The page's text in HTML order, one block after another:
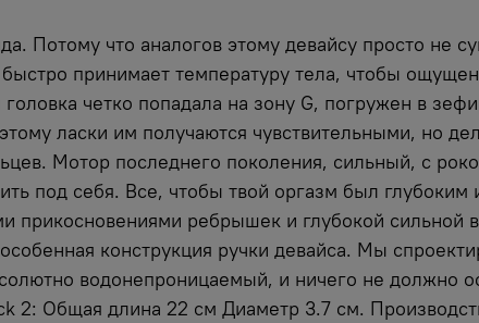
Потому что аналогов этому девайсу просто не
принимает температуру тела, чтобы
четко попадала на зону G, погружен в
ласки им получаются чувствительными, но
Мотор последнего поколения, сильный, с
под себя. Все, чтобы твой оргазм был
прикосновениями ребрышек и глубокой
конструкция ручки девайса. Мы
водонепроницаемый, и ничего не должно
2: Общая длина 22 см Диаметр 3.7 см.